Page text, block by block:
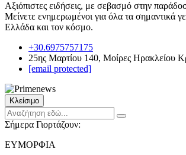
Αξιόπιστες ειδήσεις, με σεβασμό στην
Μείνετε ενημερωμένοι για όλα τα σημαντικά
Ελλάδα και τον κόσμο.
+30.6975757175
25ης Μαρτίου 140, Μοίρες Ηρακλείου
[email protected]
Κλείσιμο
Σήμερα Γιορτάζουν:
ΕΥΜΟΡΦΙΑ